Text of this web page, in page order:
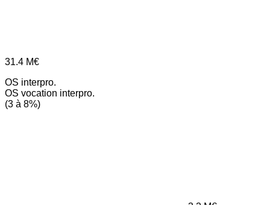
31.4 M€
OS interpro.
OS vocation interpro.
(3 à 8%)